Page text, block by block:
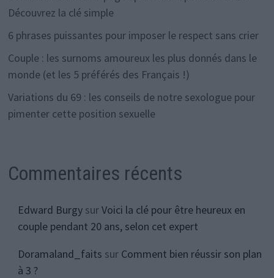
Découvrez la clé simple
6 phrases puissantes pour imposer le respect sans crier
Couple : les surnoms amoureux les plus donnés dans le
monde (et les 5 préférés des Français !)
Variations du 69 : les conseils de notre sexologue pour
pimenter cette position sexuelle
Commentaires récents
Edward BurgysurVoici la clé pour être heureux en
couple pendant 20 ans, selon cet expert
Doramaland_faits sur Comment bien réussir son plan
à 3 ?